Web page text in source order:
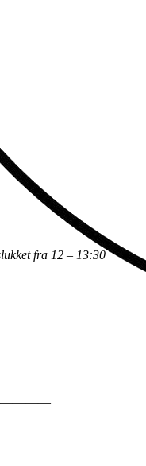
fra 12 – 13:30